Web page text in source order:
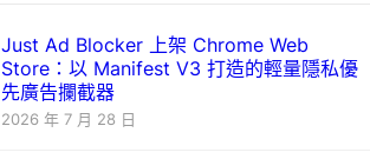
Just Ad Blocker 上架 Chrome Web
Store：以 Manifest V3 打造的輕量隱私優
先廣告攔截器
2026 年 7 月 28 日